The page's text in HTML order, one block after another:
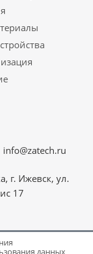
info@zatech.ru
г. Ижевск, ул.
17
данных